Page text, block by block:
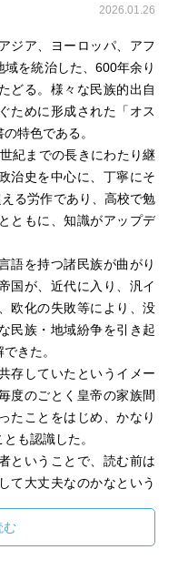
2026.01.26
ジア、ヨーロッパ、アフ
を統治した、600年余り
どる。様々な民族的出自
ために形成された「オス
特色である。
紀までの長きにわたり継
治史を中心に、丁寧にそ
る労作であり、高校で勉
ともに、知識がアップデ
語を持つ諸民族が曲がり
国が、近代に入り、汎イ
欧化の失敗等により、没
民族・地域紛争を引き起
きた。
存していたというイメー
度のごとく皇帝の家族間
たことをはじめ、かなり
も認識した。
ということで、読む前は
て大丈夫なのかなという
れず、内容は歴史学的研
るものだと感じた。
む